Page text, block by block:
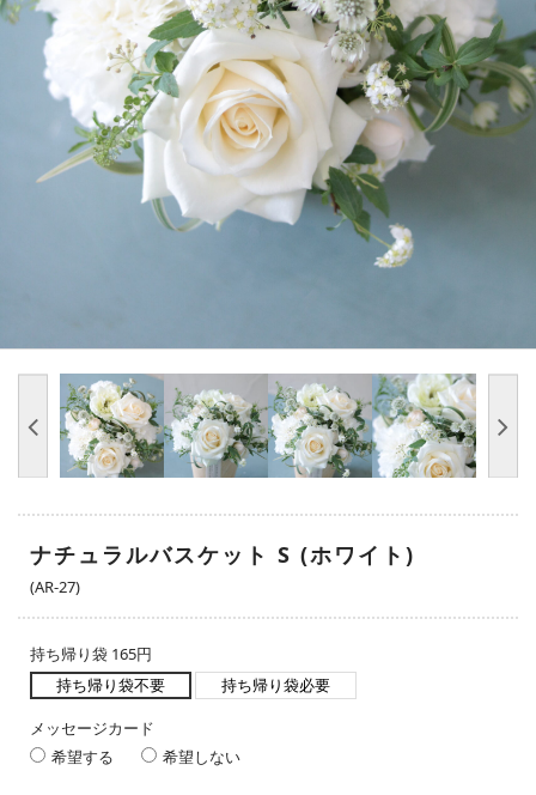
ナチュラルバスケット S (ホワイト)
(AR-27)
持ち帰り袋 165円
持ち帰り袋不要
持ち帰り袋必要
メッセージカード
希望する
希望しない